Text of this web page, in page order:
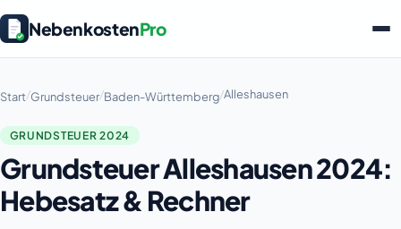
NebenkostenPro
Start/Grundsteuer/Baden-Württemberg/Alleshausen
GRUNDSTEUER 2024
Grundsteuer Alleshausen 2024:
Hebesatz & Rechner